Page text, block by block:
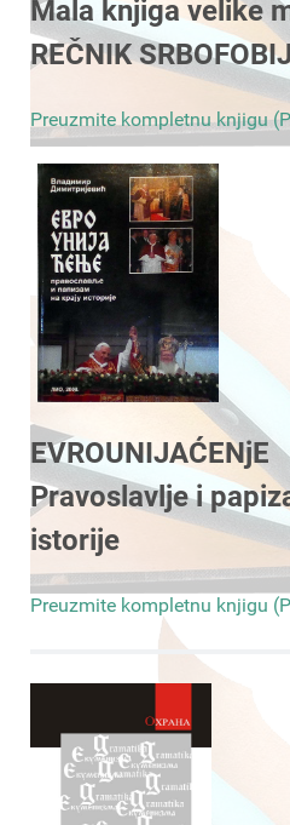
Mala knjiga velike
REČNIK
Preuzmite kompletnu knjigu
EVROUNIJAĆENjE
Pravoslavlje i
istorije
Preuzmite kompletnu knjigu